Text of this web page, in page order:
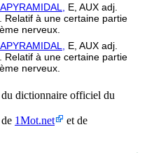
E, AUX adj.
Relatif à une certaine partie
nerveux.
E, AUX adj.
Relatif à une certaine partie
nerveux.
dictionnaire officiel du
1Mot.net
et de